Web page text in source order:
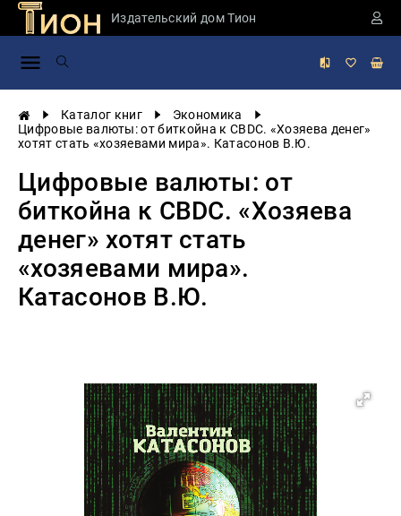
Издательский дом Тион
Каталог книг
Экономика
Цифровые валюты: от биткойна к CBDC. «Хозяева денег»
хотят стать «хозяевами мира». Катасонов В.Ю.
Цифровые валюты: от
биткойна к CBDC. «Хозяева
денег» хотят стать
«хозяевами мира».
Катасонов В.Ю.
Занимательная
России
Мировая
Экономика
и
литература
Тайное и
непознанное